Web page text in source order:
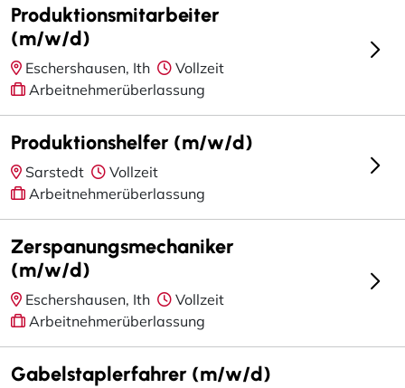
Produktionsmitarbeiter
(m/w/d)
Eschershausen, Ith
Vollzeit
Arbeitnehmerüberlassung
Produktionshelfer (m/w/d)
Sarstedt
Vollzeit
Arbeitnehmerüberlassung
Zerspanungsmechaniker
(m/w/d)
Eschershausen, Ith
Vollzeit
Arbeitnehmerüberlassung
Gabelstaplerfahrer (m/w/d)